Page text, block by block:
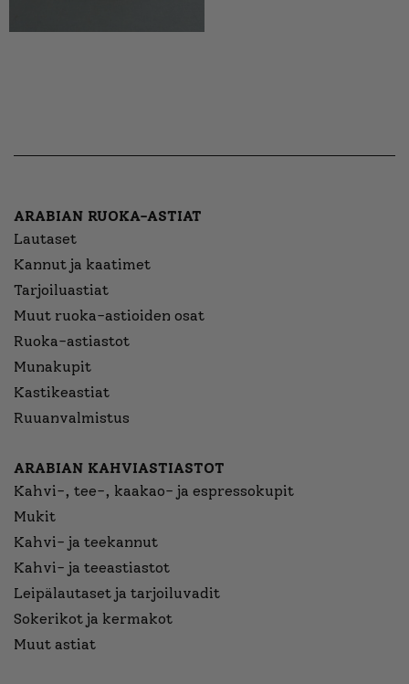
ARABIAN RUOKA-ASTIAT
Lautaset
Kannut ja kaatimet
Tarjoiluastiat
Muut ruoka-astioiden osat
Ruoka-astiastot
Munakupit
Kastikeastiat
Ruuanvalmistus
ARABIAN KAHVIASTIASTOT
Kahvi-, tee-, kaakao- ja espressokupit
Mukit
Kahvi- ja teekannut
Kahvi- ja teeastiastot
Leipälautaset ja tarjoiluvadit
Sokerikot ja kermakot
Muut astiat